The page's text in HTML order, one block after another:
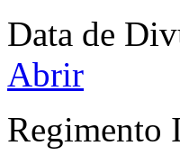
Data de
Abrir
Regimento